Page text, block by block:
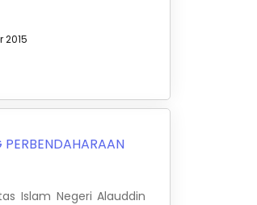
2015
PERBENDAHARAAN
Islam Negeri Alauddin